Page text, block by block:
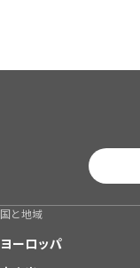
国と地域
ヨーロッパ